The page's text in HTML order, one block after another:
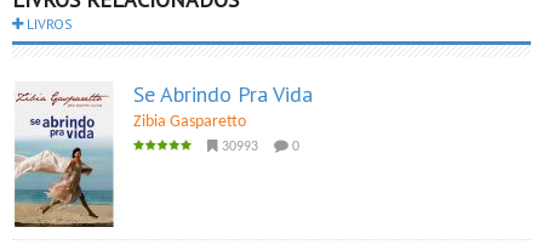
LIVROS
Se Abrindo Pra Vida
Zibia Gasparetto
30993 0